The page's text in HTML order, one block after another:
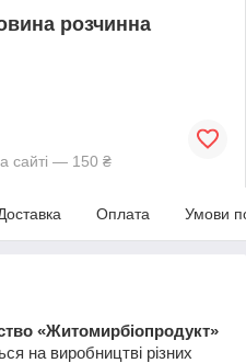
розчинна
сайті — 150 ₴
Оплата Умови
«Житомирбіопродукт»
на виробництві різних